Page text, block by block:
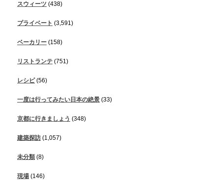
スウィーツ (438)
プライベート (3,591)
ベーカリー (158)
リストランテ (751)
レシピ(56)
一度は行ってみたい日本の絶景 (33)
京都に行きましょう (348)
建築探訪 (1,057)
未分類 (8)
現場 (146)